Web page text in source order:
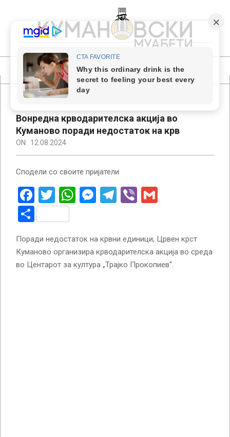
content
КУМАНОВСКИ
МУАБЕТИ
Primary
Navigation
Вонредна крводарителска акција во
Куманово поради недостаток на крв
ON: 12.08.2024
Сподели со своите пријатели
Facebook
Twitter
WhatsApp
Messenger
Telegram
Viber
Share
Поради недостаток на крвни единици, Црвен крст
Куманово организира крводарителска акција во среда
во Центарот за култура „Трајко Прокопиев“.